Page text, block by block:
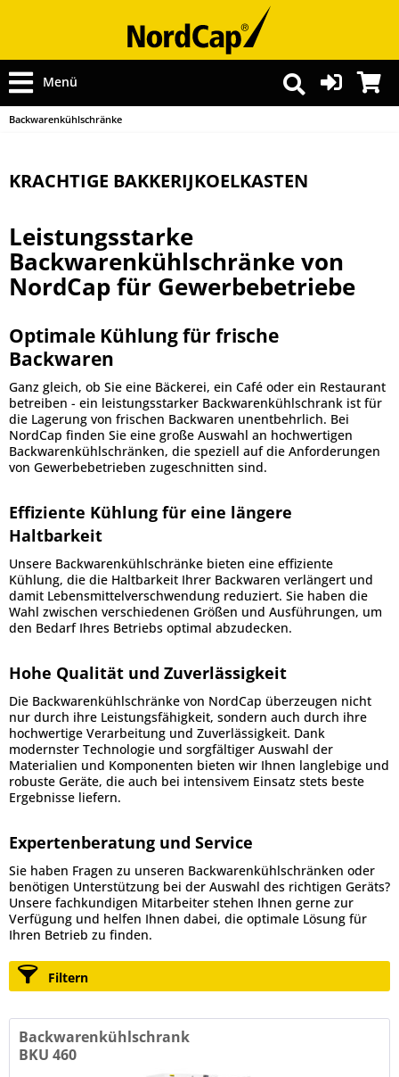
Menü
Backwarenkühlschränke
KRACHTIGE BAKKERIJKOELKASTEN
Leistungsstarke
Backwarenkühlschränke von
NordCap für Gewerbebetriebe
Optimale Kühlung für frische
Backwaren
Ganz gleich, ob Sie eine Bäckerei, ein Café oder ein Restaurant
betreiben - ein leistungsstarker Backwarenkühlschrank ist für
die Lagerung von frischen Backwaren unentbehrlich. Bei
NordCap finden Sie eine große Auswahl an hochwertigen
Backwarenkühlschränken, die speziell auf die Anforderungen
von Gewerbebetrieben zugeschnitten sind.
Effiziente Kühlung für eine längere
Haltbarkeit
Unsere Backwarenkühlschränke bieten eine effiziente
Kühlung, die die Haltbarkeit Ihrer Backwaren verlängert und
damit Lebensmittelverschwendung reduziert. Sie haben die
Wahl zwischen verschiedenen Größen und Ausführungen, um
den Bedarf Ihres Betriebs optimal abzudecken.
Hohe Qualität und Zuverlässigkeit
Die Backwarenkühlschränke von NordCap überzeugen nicht
nur durch ihre Leistungsfähigkeit, sondern auch durch ihre
hochwertige Verarbeitung und Zuverlässigkeit. Dank
modernster Technologie und sorgfältiger Auswahl der
Materialien und Komponenten bieten wir Ihnen langlebige und
robuste Geräte, die auch bei intensivem Einsatz stets beste
Ergebnisse liefern.
Expertenberatung und Service
Sie haben Fragen zu unseren Backwarenkühlschränken oder
benötigen Unterstützung bei der Auswahl des richtigen Geräts?
Unsere fachkundigen Mitarbeiter stehen Ihnen gerne zur
Verfügung und helfen Ihnen dabei, die optimale Lösung für
Ihren Betrieb zu finden.
Filtern
Backwarenkühlschrank
BKU 460